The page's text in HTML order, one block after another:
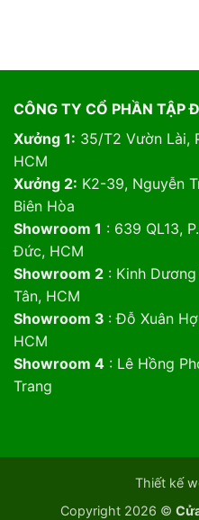
CÔNG TY CỔ PHẦN TẬP
Xưởng 1: 35/T2 Vườn Lài,
HCM
Xưởng 2: K2-39, Nguyễn
Biên Hòa
Showroom 1 : 639 QL13,
Đức, HCM
Showroom 2: Kinh Dương
Tân, HCM
Showroom 3 : Đỗ Xuân
HCM
Showroom 4: Lê Hồng
Trang
Thiết kế
Copyright 2026 ©